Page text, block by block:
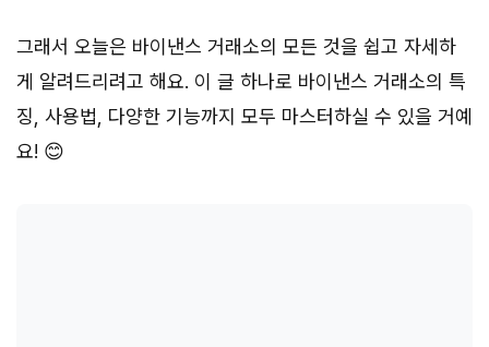
그래서 오늘은 바이낸스 거래소의 모든 것을 쉽고 자세하
게 알려드리려고 해요. 이 글 하나로 바이낸스 거래소의 특
징, 사용법, 다양한 기능까지 모두 마스터하실 수 있을 거예
요! 😊